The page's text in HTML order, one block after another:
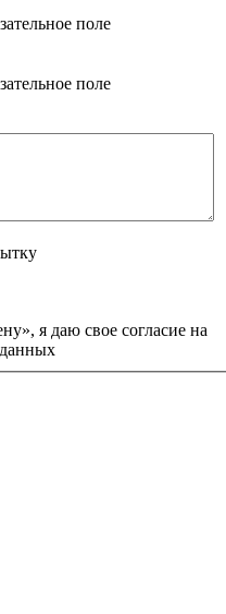
поле
поле
я даю свое согласие на